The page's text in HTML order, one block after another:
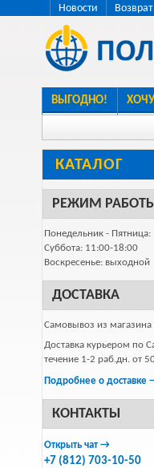
Новости
ВЫГОДНО!
КАТАЛОГ
РЕЖИМ
Понедельник -
Суббота: 11:00-18:00
Воскресенье: выходной
ДОСТАВКА
Самовывоз из магазина
Доставка курьером по
течение 1-2 раб.дн. от
Подробнее о доставке
КОНТАКТЫ
Открыть чат →
+7 (812) 703-10-50